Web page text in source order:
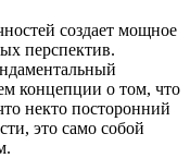
создает мощное
перспектив.
концепции о том, что
некто посторонний
это само собой